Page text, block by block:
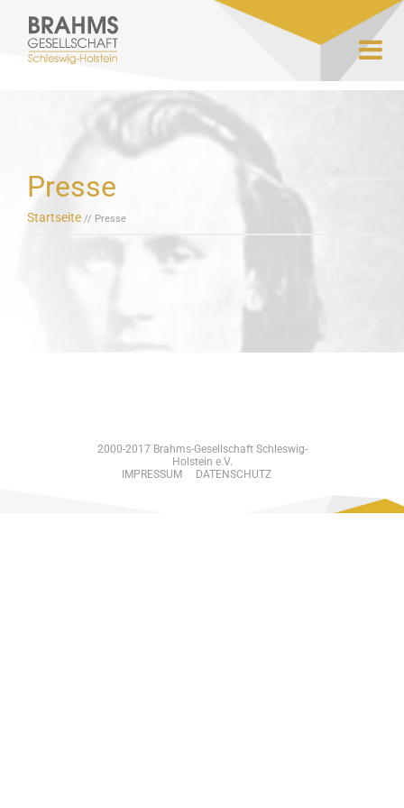
Presse
Startseite // Presse
2000-2017 Brahms-Gesellschaft Schleswig-
Holstein e.V.
IMPRESSUM
DATENSCHUTZ